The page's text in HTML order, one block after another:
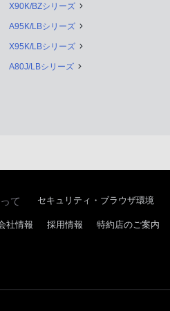
X90K/BZシリーズ
A95K/LBシリーズ
X95K/LBシリーズ
A80J/LBシリーズ
て セキュリティ・ブラウザ環境
社情報 採用情報 特約店のご案内